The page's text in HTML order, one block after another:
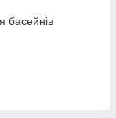
басейнів
виробів